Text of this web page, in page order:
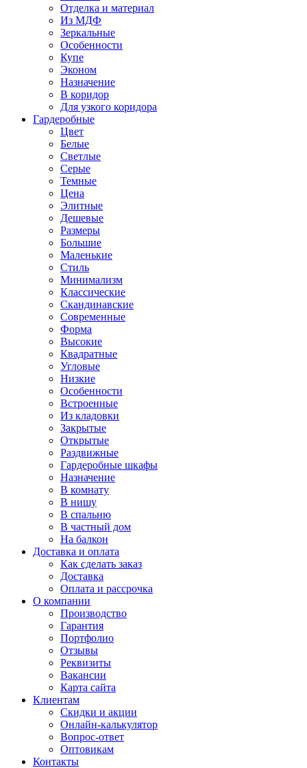
Отделка и материал
Из МДФ
Зеркальные
Особенности
Купе
Эконом
Назначение
В коридор
Для узкого коридора
Гардеробные
Цвет
Белые
Светлые
Серые
Темные
Цена
Элитные
Дешевые
Размеры
Большие
Маленькие
Стиль
Минимализм
Классические
Скандинавские
Современные
Форма
Высокие
Квадратные
Угловые
Низкие
Особенности
Встроенные
Из кладовки
Закрытые
Открытые
Раздвижные
Гардеробные шкафы
Назначение
В комнату
В нишу
В спальню
В частный дом
На балкон
Доставка и оплата
Как сделать заказ
Доставка
Оплата и рассрочка
О компании
Производство
Гарантия
Портфолио
Отзывы
Реквизиты
Вакансии
Карта сайта
Клиентам
Скидки и акции
Онлайн-калькулятор
Вопрос-ответ
Оптовикам
Контакты